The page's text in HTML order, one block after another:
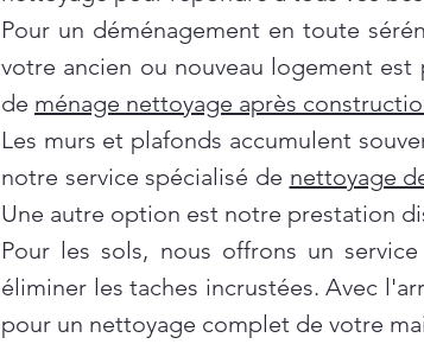
Pour un déménagement en toute
votre ancien ou nouveau logement
de ménage nettoyage après
Les murs et plafonds accumulent
notre service spécialisé de nettoyage
Une autre option est notre prestation
Pour les sols, nous offrons un
éliminer les taches incrustées. Avec
pour un nettoyage complet de votre